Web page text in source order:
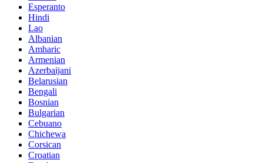
Esperanto
Hindi
Lao
Albanian
Amharic
Armenian
Azerbaijani
Belarusian
Bengali
Bosnian
Bulgarian
Cebuano
Chichewa
Corsican
Croatian